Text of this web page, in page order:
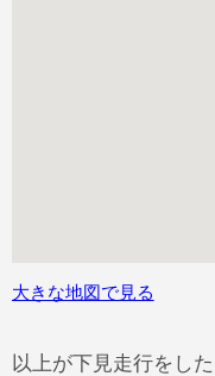
大きな地図で見る
以上が下見走行をし